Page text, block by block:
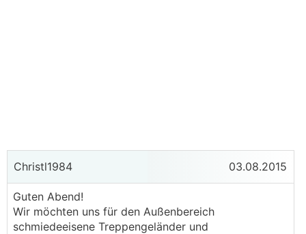
Christl1984 03.08.2015
Guten Abend!
Wir möchten uns für den Außenbereich
schmiedeeisene Treppengeländer und